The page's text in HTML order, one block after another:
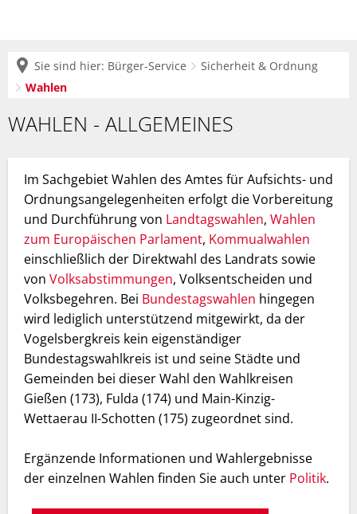
Sie sind hier: Bürger-Service
Sicherheit & Ordnung
Wahlen
Wahlen
WAHLEN - ALLGEMEINES
Im Sachgebiet Wahlen des Amtes für Aufsichts- und
Ordnungsangelegenheiten erfolgt die Vorbereitung
und Durchführung von Landtagswahlen, Wahlen
zum Europäischen Parlament, Kommualwahlen
einschließlich der Direktwahl des Landrats sowie
von Volksabstimmungen, Volksentscheiden und
Volksbegehren. Bei Bundestagswahlen hingegen
wird lediglich unterstützend mitgewirkt, da der
Vogelsbergkreis kein eigenständiger
Bundestagswahlkreis ist und seine Städte und
Gemeinden bei dieser Wahl den Wahlkreisen
Gießen (173), Fulda (174) und Main-Kinzig-
Wettaerau II-Schotten (175) zugeordnet sind.
Ergänzende Informationen und Wahlergebnisse
der einzelnen Wahlen finden Sie auch unter Politik.